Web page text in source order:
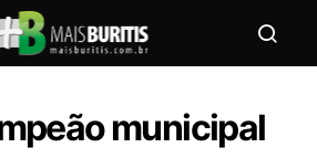
municipal